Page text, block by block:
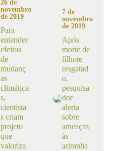
26 de
novembro
de 2019
Para
entender
efeitos
de
mudanç
as
climática
s,
cientista
s criam
projeto
que
valoriza
7 de
novembro
de 2019
Após
morte de
filhote
resgatad
o,
pesquisa
dor
alerta
sobre
ameaças
às
ariranha